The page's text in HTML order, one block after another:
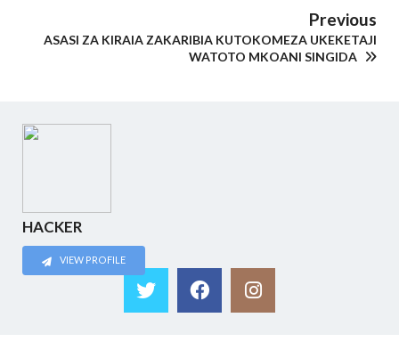
Previous
ASASI ZA KIRAIA ZAKARIBIA KUTOKOMEZA UKEKETAJI
WATOTO MKOANI SINGIDA
HACKER
VIEW PROFILE